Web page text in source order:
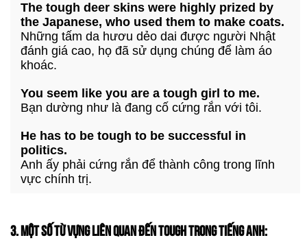
The tough deer skins were highly prized by
the Japanese, who used them to make coats.
Những tấm da hươu dẻo dai được người Nhật
đánh giá cao, họ đã sử dụng chúng để làm áo
khoác.
You seem like you are a tough girl to me.
Bạn dường như là đang cố cứng rắn với tôi.
He has to be tough to be successful in
politics.
Anh ấy phải cứng rắn để thành công trong lĩnh
vực chính trị.
3. MỘT SỐ TỪ VỰNG LIÊN QUAN ĐẾN TOUGH TRONG TIẾNG ANH: